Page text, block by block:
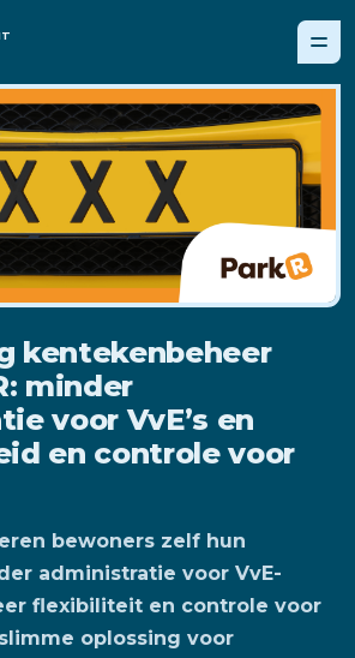
kentekenbeheer
minder
voor VvE’s en
en controle voor
bewoners zelf hun
administratie voor VvE-
flexibiliteit en controle voor
oplossing voor